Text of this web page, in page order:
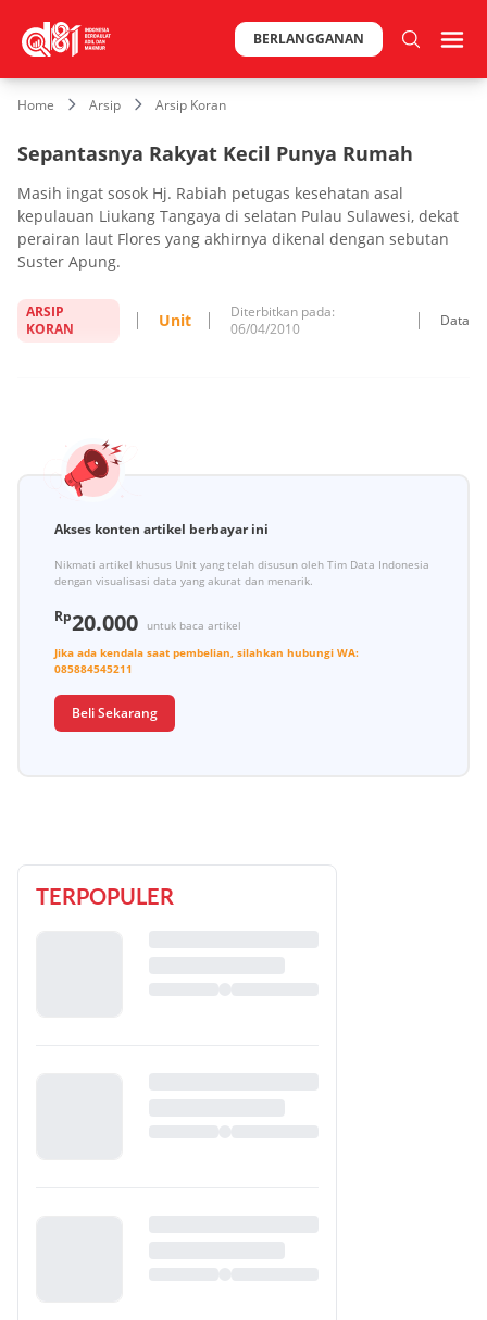
BERLANGGANAN
Home Arsip Arsip Koran
Sepantasnya Rakyat Kecil Punya Rumah
Masih ingat sosok Hj. Rabiah petugas kesehatan asal
kepulauan Liukang Tangaya di selatan Pulau Sulawesi, dekat
perairan laut Flores yang akhirnya dikenal dengan sebutan
Suster Apung.
ARSIP
KORAN
Unit
Diterbitkan pada:
06/04/2010
Data
Akses konten artikel berbayar ini
Nikmati artikel khusus Unit yang telah disusun oleh Tim Data Indonesia
dengan visualisasi data yang akurat dan menarik.
Rp20.000
untuk baca artikel
Jika ada kendala saat pembelian, silahkan hubungi WA:
085884545211
Beli Sekarang
TERPOPULER